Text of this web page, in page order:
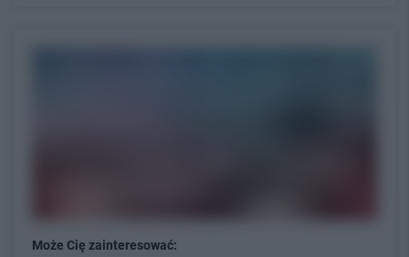
Może Cię zainteresować: